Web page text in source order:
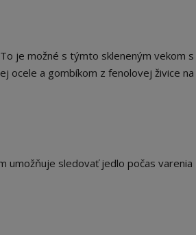
je možné s týmto skleneným vekom
ocele a gombíkom z fenolovej živice
umožňuje sledovať jedlo počas varenia